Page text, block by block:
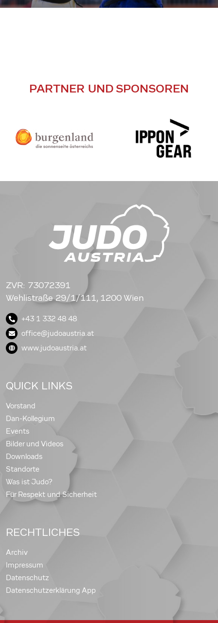
PARTNER UND SPONSOREN
ZVR: 73072391
Wehlistraße 29/1/111, 1200 Wien
+43 1 332 48 48
office@judoaustria.at
www.judoaustria.at
QUICK LINKS
Vorstand
Dan-Kollegium
Events
Bilder und Videos
Downloads
Standorte
Was ist Judo?
Für Respekt und Sicherheit
RECHTLICHES
Archiv
Impressum
Datenschutz
Datenschutzerklärung App